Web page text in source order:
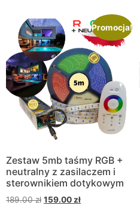
Promocja!
Zestaw 5mb taśmy RGB +
neutralny z zasilaczem i
sterownikiem dotykowym
189.00zł 159.00 zł